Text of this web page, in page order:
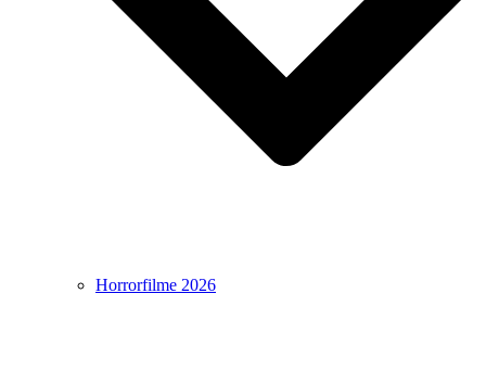
Horrorfilme 2026